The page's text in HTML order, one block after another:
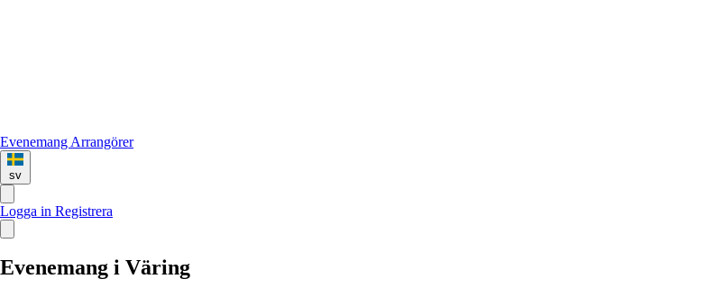
Evenemang Arrangörer
sv
Logga in Registrera
Evenemang i Väring